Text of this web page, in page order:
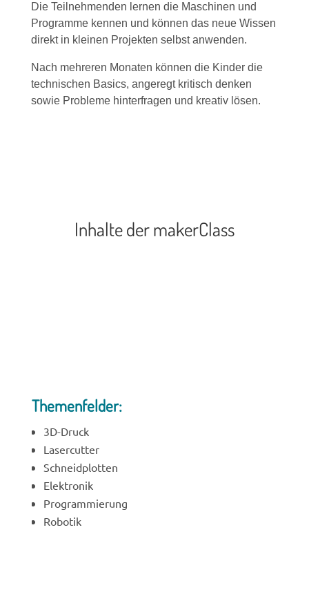
Die Teilnehmenden lernen die Maschinen und
Programme kennen und können das neue Wissen
direkt in kleinen Projekten selbst anwenden.
Nach mehreren Monaten können die Kinder die
technischen Basics, angeregt kritisch denken
sowie Probleme hinterfragen und kreativ lösen.
Inhalte der makerClass
Themenfelder:
3D-Druck
Lasercutter
Schneidplotten
Elektronik
Programmierung
Robotik